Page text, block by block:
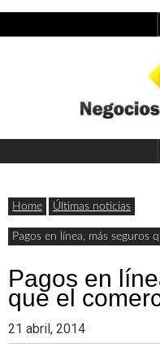
to
con
Últimas
noticias,
comunicados
y
de
negocios
con
Header
Home Últimas noticias
Pagos en línea, más seguros
Pagos en
que el
21 abril, 2014